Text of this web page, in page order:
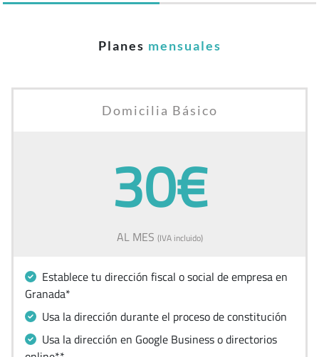
Planes mensuales
Domicilia Básico
30€
AL MES (IVA incluido)
Establece tu dirección fiscal o social de empresa en
Granada*
Usa la dirección durante el proceso de constitución
Usa la dirección en Google Business o directorios